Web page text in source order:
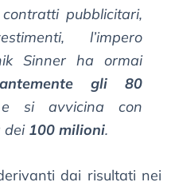
pubblicitari,
l’impero
Sinner ha ormai
gli 80
si avvicina con
dei 100 milioni.
dai risultati nei